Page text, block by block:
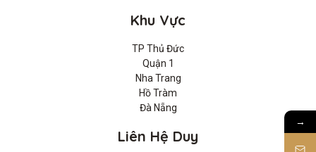
Khu Vực
TP Thủ Đức
Quận 1
Nha Trang
Hồ Tràm
Đà Nẵng
Liên Hệ Duy
→